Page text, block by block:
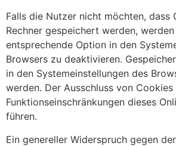
Falls die Nutzer nicht möchten, dass
Rechner gespeichert werden,
entsprechende Option in den
Browsers zu deaktivieren.
in den Systemeinstellungen des
werden. Der Ausschluss von Cookies
Funktionseinschränkungen dieses
führen.
Ein genereller Widerspruch gegen